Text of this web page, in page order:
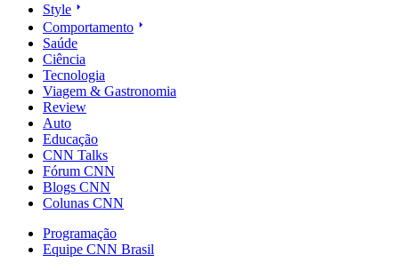
Style
Comportamento
Saúde
Ciência
Tecnologia
Viagem & Gastronomia
Review
Auto
Educação
CNN Talks
Fórum CNN
Blogs CNN
Colunas CNN
Programação
Equipe CNN Brasil